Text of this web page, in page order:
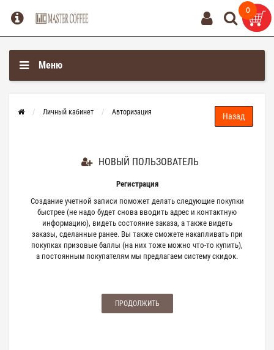
0
Меню
Личный кабинет Авторизация
НОВЫЙ ПОЛЬЗОВАТЕЛЬ
Регистрация
Создание учетной записи поможет делать следующие покупки
быстрее (не надо будет снова вводить адрес и контактную
информацию), видеть состояние заказа, а также видеть
заказы, сделанные ранее. Вы также сможете накапливать при
покупках призовые баллы (на них тоже можно что-то купить),
а постоянным покупателям мы предлагаем систему скидок.
ПРОДОЛЖИТЬ
0